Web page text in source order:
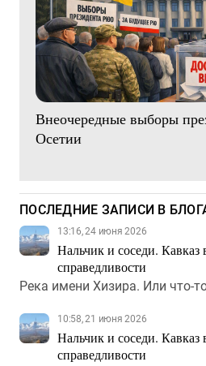
Внеочередные выборы
Осетии
ПОСЛЕДНИЕ ЗАПИСИ В
13:16, 24 июня 2026
Нальчик и соседи. Кавказ
справедливости
Река имени Хизира. Или что-
10:58, 21 июня 2026
Нальчик и соседи. Кавказ
справедливости